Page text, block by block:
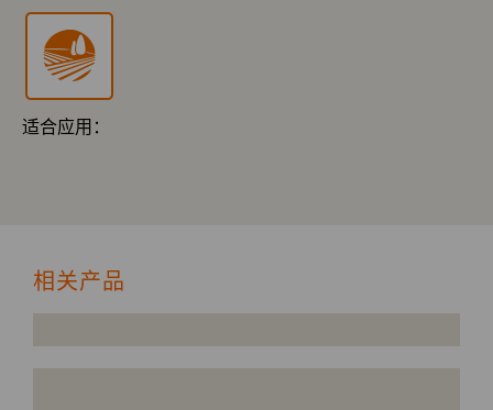
适合应用：
相关产品